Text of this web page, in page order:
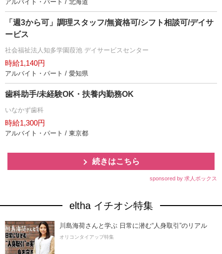
アルバイト・パート / 北海道
「週3から可」調理スタッフ/無資格可/シフト相談可/デイサ
ービス
社会福祉法人知多学園葭池 デイサービスセンター
時給1,140円
アルバイト・パート / 愛知県
歯科助手/未経験OK・扶養内勤務OK
いなかず歯科
時給1,300円
アルバイト・パート / 東京都
続きはこちら
sponsored by 求人ボックス
eltha イチオシ特集
川島海荷さんと学ぶ 日常に潜む“人身取引”のリアル
オリコンタイアップ特集